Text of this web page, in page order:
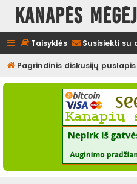
Kanapės
Taisyklės Susisiekti su
Pagrindinis diskusijų puslapis